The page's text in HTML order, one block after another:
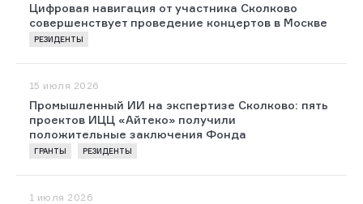
Цифровая навигация от участника Сколково
совершенствует проведение концертов в Москве
РЕЗИДЕНТЫ
15 июля 2026
Промышленный ИИ на экспертизе Сколково: пять
проектов ИЦЦ «Айтеко» получили
положительные заключения Фонда
ГРАНТЫ РЕЗИДЕНТЫ
1 июля 2026